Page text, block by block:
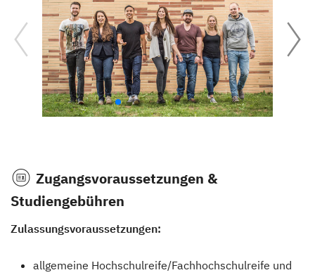
Zugangsvoraussetzungen &
Studiengebühren
Zulassungsvoraussetzungen:
allgemeine Hochschulreife/Fachhochschulreife und